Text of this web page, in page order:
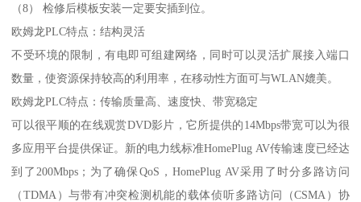
（8） 检修后模板安装一定要安插到位。
欧姆龙PLC特点：结构灵活
不受环境的限制，有电即可组建网络，同时可以灵活扩展接入端口
数量，使资源保持较高的利用率，在移动性方面可与WLAN媲美。
欧姆龙PLC特点：传输质量高、速度快、带宽稳定
可以很平顺的在线观赏DVD影片，它所提供的14Mbps带宽可以为很
多应用平台提供保证。新的电力线标准HomePlug AV传输速度已经达
到了200Mbps；为了确保QoS，HomePlug AV采用了时分多路访问
（TDMA）与带有冲突检测机能的载体侦听多路访问（CSMA）协